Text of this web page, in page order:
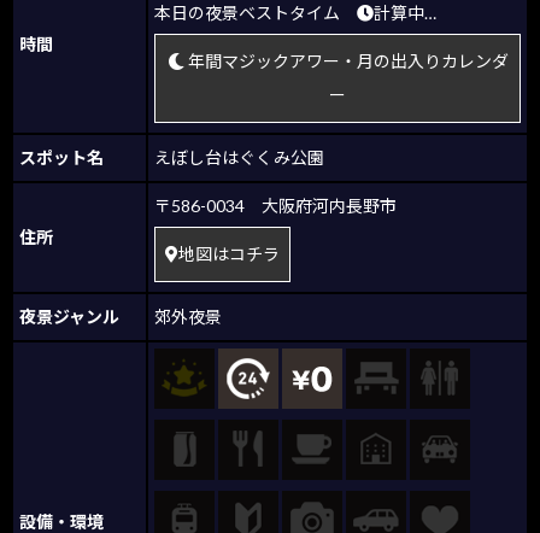
時間
本日の夜景ベストタイム
計算中…
年間マジックアワー・月の出入りカレンダ
ー
スポット名 えぼし台はぐくみ公園
住所
〒586-0034 大阪府河内長野市
地図はコチラ
夜景ジャンル 郊外夜景
設備・環境